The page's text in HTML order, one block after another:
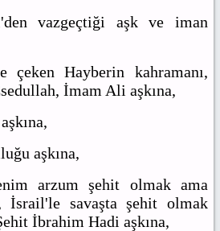
vazgeçtiği aşk ve iman
çeken Hayberin kahramanı,
İmam Ali aşkına,
aşkına,
arzum şehit olmak ama
İsrail'le savaşta şehit olmak
İbrahim Hadi aşkına,